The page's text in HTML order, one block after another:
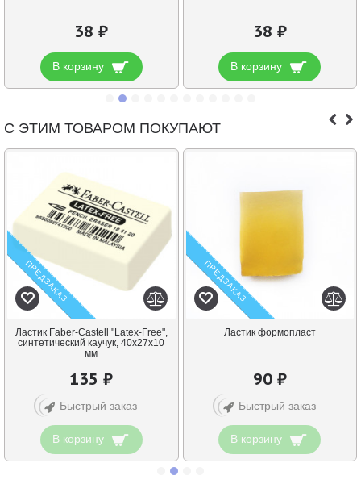
38 ₽
В корзину
38 ₽
В корзину
С ЭТИМ ТОВАРОМ ПОКУПАЮТ
ПРЕДЗАКАЗ
Ластик Faber-Castell "Latex-Free",
синтетический каучук, 40х27х10
мм
135 ₽
Быстрый заказ
В корзину
ПРЕДЗАКАЗ
Ластик формопласт
90 ₽
Быстрый заказ
В корзину